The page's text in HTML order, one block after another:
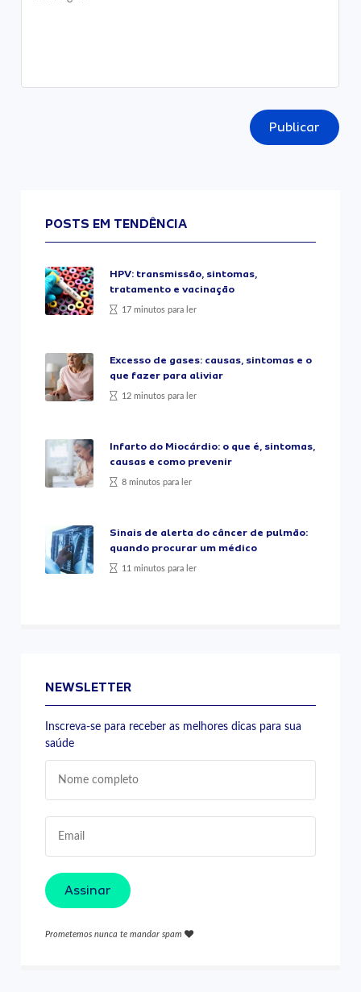
Publicar
POSTS EM TENDÊNCIA
HPV: transmissão, sintomas,
tratamento e vacinação
17 minutos para ler
Excesso de gases: causas, sintomas e o
que fazer para aliviar
12 minutos para ler
Infarto do Miocárdio: o que é, sintomas,
causas e como prevenir
8 minutos para ler
Sinais de alerta do câncer de pulmão:
quando procurar um médico
11 minutos para ler
NEWSLETTER
Inscreva-se para receber as melhores dicas para sua
saúde
Assinar
Prometemos nunca te mandar spam